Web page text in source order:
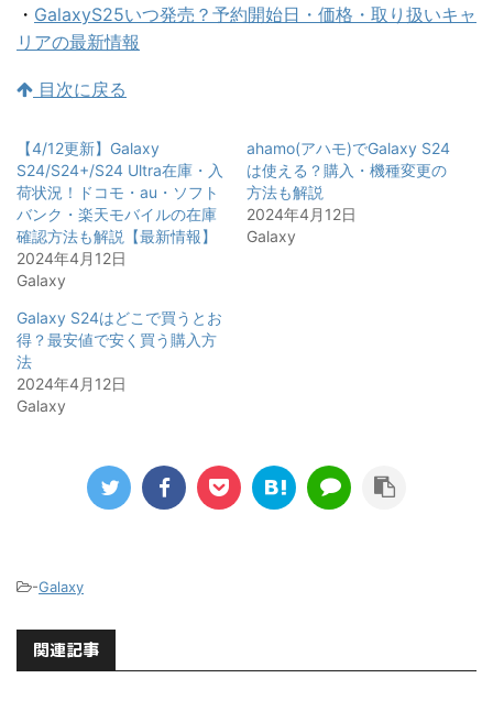
・ GalaxyS25いつ発売？予約開始日・価格・取り扱いキャ
リアの最新情報
目次に戻る
【4/12更新】Galaxy
S24/S24+/S24 Ultra在庫・入
荷状況！ドコモ・au・ソフト
バンク・楽天モバイルの在庫
確認方法も解説【最新情報】
2024年4月12日
Galaxy
ahamo(アハモ)でGalaxy S24
は使える？購入・機種変更の
方法も解説
2024年4月12日
Galaxy
Galaxy S24はどこで買うとお
得？最安値で安く買う購入方
法
2024年4月12日
Galaxy
-Galaxy
関連記事